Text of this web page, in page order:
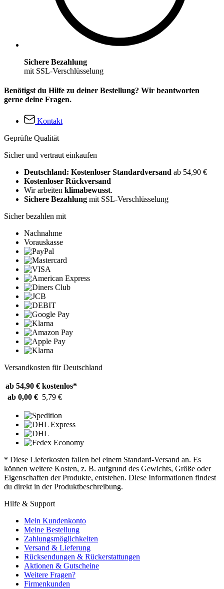
Sichere Bezahlung
mit SSL-Verschlüsselung
Benötigst du Hilfe zu deiner Bestellung? Wir beantworten
gerne deine Fragen.
Kontakt
Geprüfte Qualität
Sicher und vertraut einkaufen
Deutschland: Kostenloser Standardversand ab 54,90 €
Kostenloser Rückversand
Wir arbeiten klimabewusst.
Sichere Bezahlung mit SSL-Verschlüsselung
Sicher bezahlen mit
Nachnahme
Vorauskasse
Versandkosten für Deutschland
ab 54,90 € kostenlos*
ab 0,00 € 5,79 €
* Diese Lieferkosten fallen bei einem Standard-Versand an. Es
können weitere Kosten, z. B. aufgrund des Gewichts, Größe oder
Eigenschaften der Produkte, entstehen. Diese Informationen findest
du direkt in der Produktbeschreibung.
Hilfe & Support
Mein Kundenkonto
Meine Bestellung
Zahlungsmöglichkeiten
Versand & Lieferung
Rücksendungen & Rückerstattungen
Aktionen & Gutscheine
Weitere Fragen?
Firmenkunden